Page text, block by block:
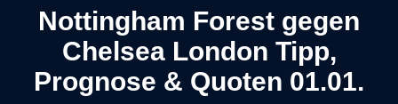
Nottingham Forest gegen
Chelsea London Tipp,
Prognose & Quoten 01.01.